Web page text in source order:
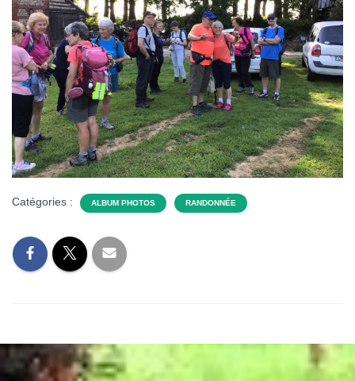
Catégories : ALBUM PHOTOS RANDONNÉE